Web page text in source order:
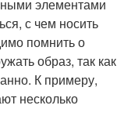
элементами
с чем носить
помнить о
образ, так как
К примеру,
несколько